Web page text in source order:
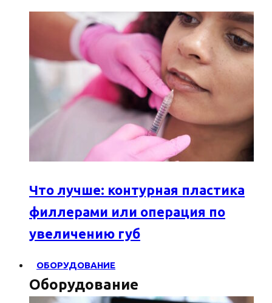
Что лучше: контурная пластика
филлерами или операция по
увеличению губ
ОБОРУДОВАНИЕ
Оборудование